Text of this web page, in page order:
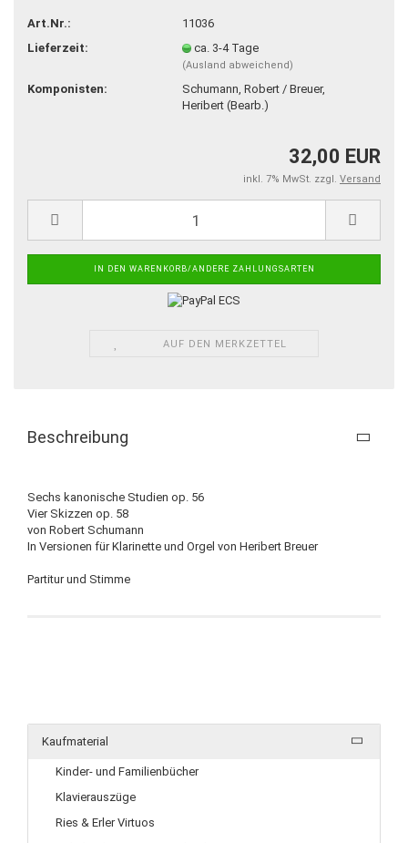
Art.Nr.:
11036
Lieferzeit:
ca. 3-4 Tage
(Ausland abweichend)
Komponisten:
Schumann, Robert / Breuer,
Heribert (Bearb.)
32,00 EUR
inkl. 7% MwSt. zzgl. Versand
AUF DEN MERKZETTEL
Beschreibung
Sechs kanonische Studien op. 56
Vier Skizzen op. 58
von Robert Schumann
In Versionen für Klarinette und Orgel von Heribert Breuer
Partitur und Stimme
Kaufmaterial
Kinder- und Familienbücher
Klavierauszüge
Ries & Erler Virtuos